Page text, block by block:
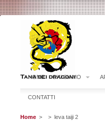
HOME CHI SIAMO
CONTATTI
Home > > leva taiji 2